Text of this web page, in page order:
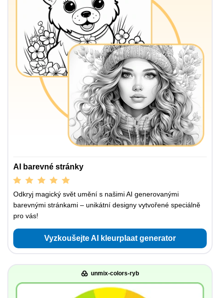
AI barevné stránky
Odkryj magický svět umění s našimi AI generovanými
barevnými stránkami – unikátní designy vytvořené speciálně
pro vás!
Vyzkoušejte AI kleurplaat generator
unmix-colors-ryb